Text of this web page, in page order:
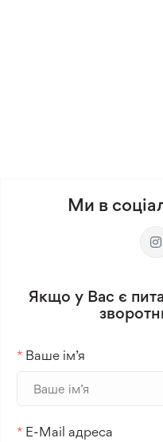
Ми в
Якщо у Вас є
* Ваше ім’я
* E-Mail адреса